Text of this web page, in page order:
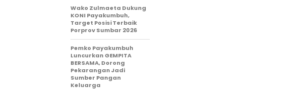
Wako Zulmaeta Dukung
KONI Payakumbuh,
Target Posisi Terbaik
Porprov Sumbar 2026
Pemko Payakumbuh
Luncurkan GEMPITA
BERSAMA, Dorong
Pekarangan Jadi
Sumber Pangan
Keluarga